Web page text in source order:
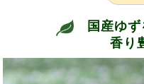
国産ゆ
香り